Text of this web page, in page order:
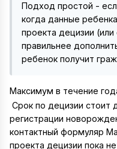
Подход простой -
когда данные
проекта децизии
правильнее
ребенок получит
Максимум в течение
Срок по децизии стоит
регистрации
контактный формуляр
проекта децизии пока